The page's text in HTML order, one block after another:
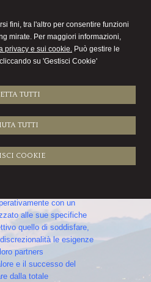
fini, tra l'altro per consentire funzioni
mirate. Per maggiori informazioni,
privacy e sui cookie. Può gestire le
su 'Gestisci Cookie'
TUTTI
TUTTI
COOKIE
GIURIATTI
di servizi professionali
fisiche assistite.
con un
alle sue specifiche
quello di soddisfare,
le esigenze
partners
e il successo del
dalla totale